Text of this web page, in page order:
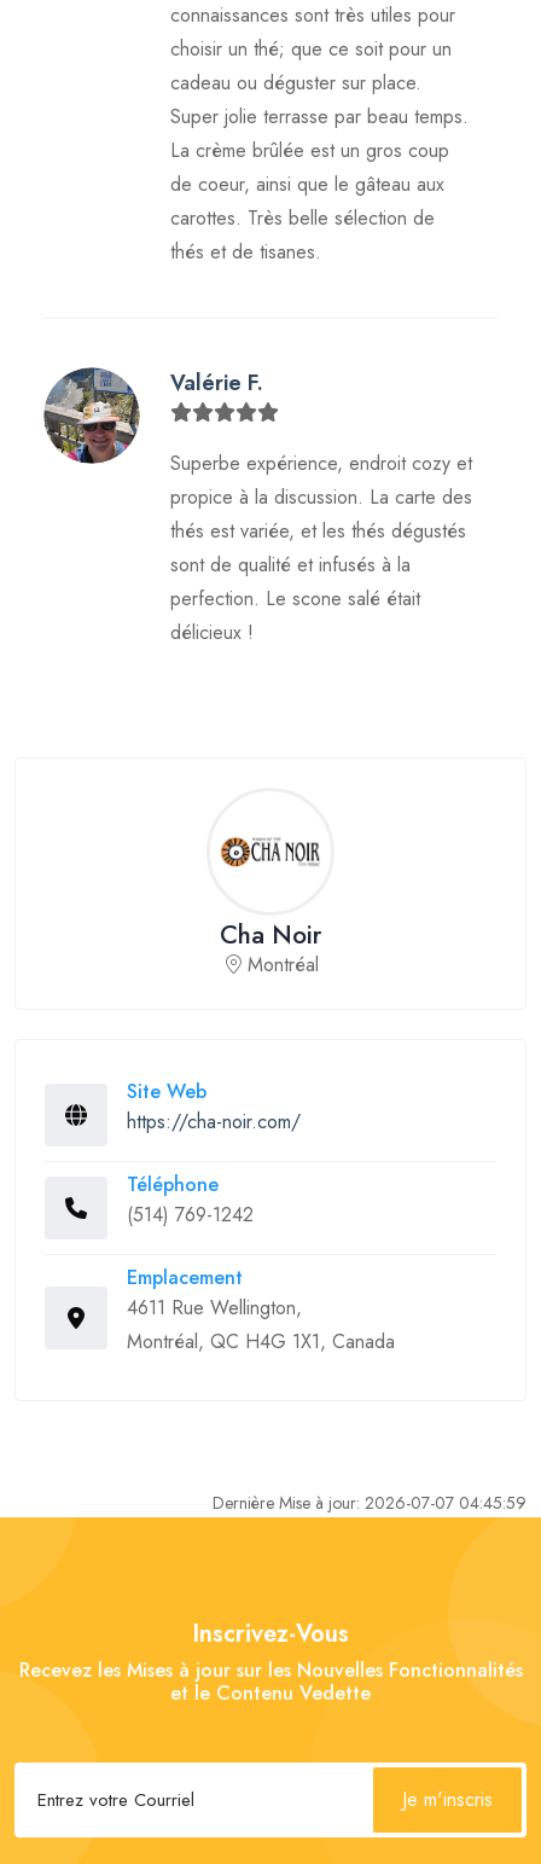
connaissances sont très utiles pour
choisir un thé; que ce soit pour un
cadeau ou déguster sur place.
Super jolie terrasse par beau temps.
La crème brûlée est un gros coup
de coeur, ainsi que le gâteau aux
carottes. Très belle sélection de
thés et de tisanes.
Valérie F.
Superbe expérience, endroit cozy et
propice à la discussion. La carte des
thés est variée, et les thés dégustés
sont de qualité et infusés à la
perfection. Le scone salé était
délicieux !
Cha Noir
Montréal
Site Web
https://cha-noir.com/
Téléphone
(514) 769-1242
Emplacement
4611 Rue Wellington,
Montréal, QC H4G 1X1, Canada
Dernière Mise à jour: 2026-07-07 04:45:59
Inscrivez-Vous
Recevez les Mises à jour sur les Nouvelles Fonctionnalités
et le Contenu Vedette
Je m'inscris